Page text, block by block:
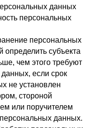
данных
персональных
персональных
субъекта
чем этого требуют
если срок
не установлен
стороной
или поручителем
данных.